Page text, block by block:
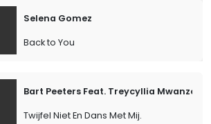
Selena Gomez
Back to You
Bart Peeters Feat. Treycyllia Mwanzo
Twijfel Niet En Dans Met Mij.